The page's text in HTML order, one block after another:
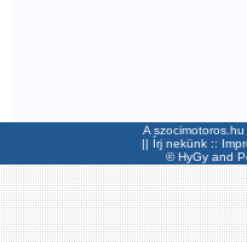
A
|| Írj nekünk ::
©HyGyand